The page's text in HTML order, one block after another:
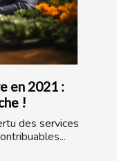
en 2021 :
!
des services